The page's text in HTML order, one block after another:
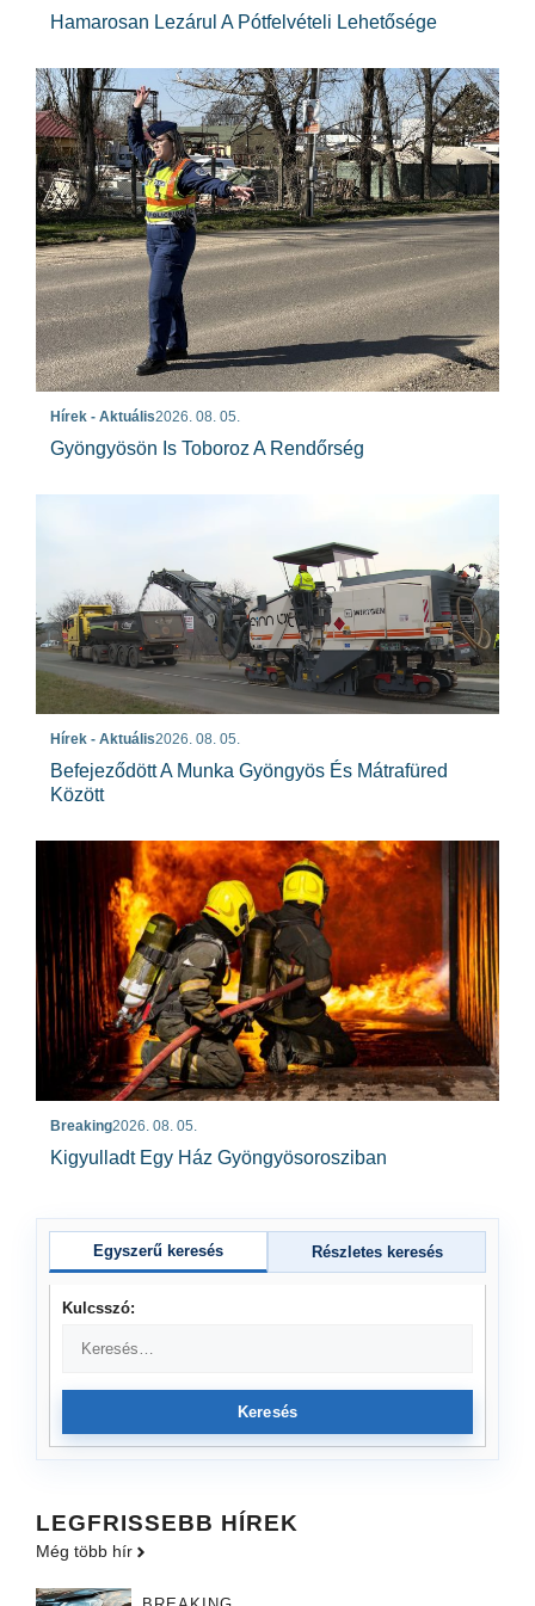
Hamarosan Lezárul A Pótfelvételi Lehetősége
Hírek - Aktuális2026. 08. 05.
Gyöngyösön Is Toboroz A Rendőrség
Hírek - Aktuális2026. 08. 05.
Befejeződött A Munka Gyöngyös És Mátrafüred
Között
Breaking2026. 08. 05.
Kigyulladt Egy Ház Gyöngyösorosziban
Egyszerű keresés Részletes keresés
Kulcsszó:
Keresés
LEGFRISSEBB HÍREK
Még több hír